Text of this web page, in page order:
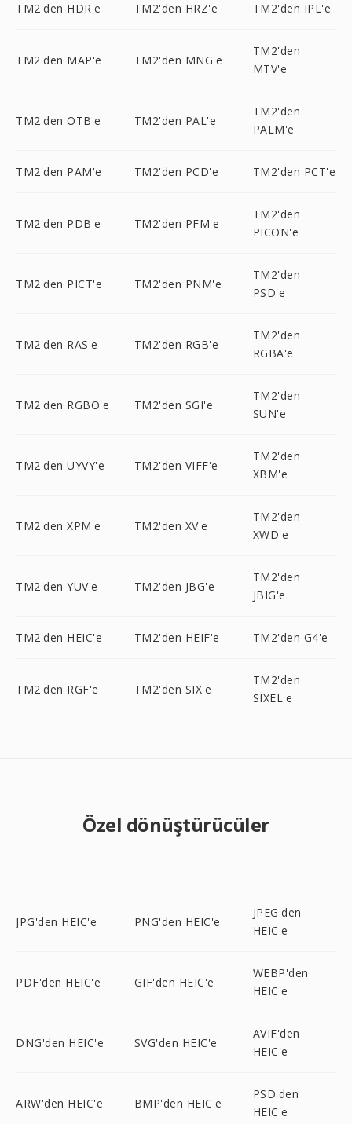
TM2'den HDR'e TM2'den HRZ'e TM2'den IPL'e
TM2'den MAP'e TM2'den MNG'e
TM2'den
MTV'e
TM2'den OTB'e TM2'den PAL'e
TM2'den
PALM'e
TM2'den PAM'e TM2'den PCD'e TM2'den PCT'e
TM2'den PDB'e TM2'den PFM'e
TM2'den
PICON'e
TM2'den PICT'e TM2'den PNM'e
TM2'den
PSD'e
TM2'den RAS'e TM2'den RGB'e
TM2'den
RGBA'e
TM2'den RGBO'e TM2'den SGI'e
TM2'den
SUN'e
TM2'den UYVY'e TM2'den VIFF'e
TM2'den
XBM'e
TM2'den XPM'e TM2'den XV'e
TM2'den
XWD'e
TM2'den YUV'e TM2'den JBG'e
TM2'den
JBIG'e
TM2'den HEIC'e TM2'den HEIF'e TM2'den G4'e
TM2'den RGF'e TM2'den SIX'e
TM2'den
SIXEL'e
Özel dönüştürücüler
JPG'den HEIC'e PNG'den HEIC'e
JPEG'den
HEIC'e
PDF'den HEIC'e GIF'den HEIC'e
WEBP'den
HEIC'e
DNG'den HEIC'e SVG'den HEIC'e
AVIF'den
HEIC'e
ARW'den HEIC'e BMP'den HEIC'e
PSD'den
HEIC'e